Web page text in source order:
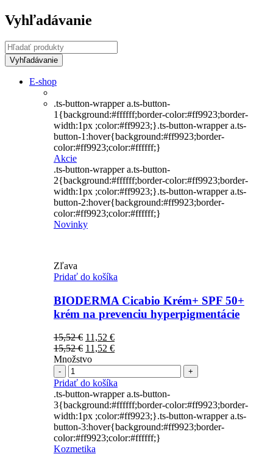
Vyhľadávanie
E-shop
.ts-button-wrapper a.ts-button-
1{background:#ffffff;border-color:#ff9923;border-
width:1px ;color:#ff9923;}.ts-button-wrapper a.ts-
button-1:hover{background:#ff9923;border-
color:#ff9923;color:#ffffff;}
Akcie
.ts-button-wrapper a.ts-button-
2{background:#ffffff;border-color:#ff9923;border-
width:1px ;color:#ff9923;}.ts-button-wrapper a.ts-
button-2:hover{background:#ff9923;border-
color:#ff9923;color:#ffffff;}
Novinky
Zľava
Pridať do košíka
BIODERMA Cicabio Krém+ SPF 50+
krém na prevenciu hyperpigmentácie
15,52€ Pôvodná
cena
bola:
11,52 €Aktuálna
cena
15,52€ Pôvodná
cena
15,52 €.
11,52 €Aktuálna
11,52 €.
Množstvo
Počet
Pridať do košíka
.ts-button-wrapper a.ts-button-
3{background:#ffffff;border-color:#ff9923;border-
width:1px ;color:#ff9923;}.ts-button-wrapper a.ts-
button-3:hover{background:#ff9923;border-
color:#ff9923;color:#ffffff;}
Kozmetika